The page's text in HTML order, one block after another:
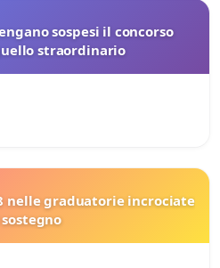
sospesi il concorso
straordinario
nelle graduatorie incrociate